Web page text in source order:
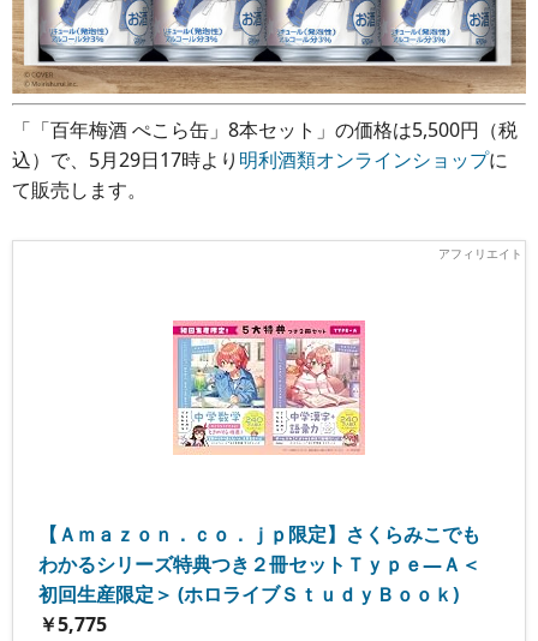
「「百年梅酒 ぺこら缶」8本セット」の価格は5,500円（税
込）で、5月29日17時より 明利酒類オンラインショップに
て販売します。
【Ａｍａｚｏｎ．ｃｏ．ｊｐ限定】さくらみこでも
わかるシリーズ特典つき２冊セットＴｙｐｅ―Ａ＜
初回生産限定＞ (ホロライブＳｔｕｄｙＢｏｏｋ)
￥5,775